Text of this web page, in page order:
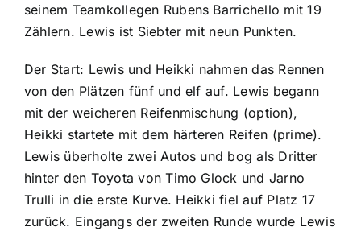
seinem Teamkollegen Rubens Barrichello mit 19
Zählern. Lewis ist Siebter mit neun Punkten.
Der Start: Lewis und Heikki nahmen das Rennen
von den Plätzen fünf und elf auf. Lewis begann
mit der weicheren Reifenmischung (option),
Heikki startete mit dem härteren Reifen (prime).
Lewis überholte zwei Autos und bog als Dritter
hinter den Toyota von Timo Glock und Jarno
Trulli in die erste Kurve. Heikki fiel auf Platz 17
zurück. Eingangs der zweiten Runde wurde Lewis